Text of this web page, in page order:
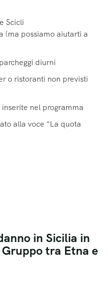
Scicli
(ma possiamo aiutarti a
diurni
o ristoranti non previsti
nel programma
alla voce "La quota
in Sicilia in
tra Etna e